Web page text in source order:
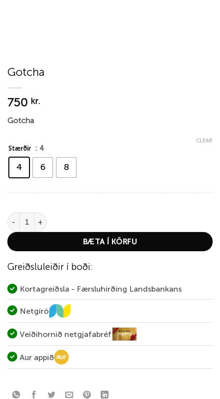
Gotcha
750 kr.
Gotcha
Stærðir : 4
4 6 8
CLEAR
Gotcha quantity
BÆTA Í KÖRFU
Greiðsluleiðir í boði:
Kortagreiðsla - Færsluhirðing Landsbankans
Netgíró
Veiðihornið netgjafabréf
Aur appið